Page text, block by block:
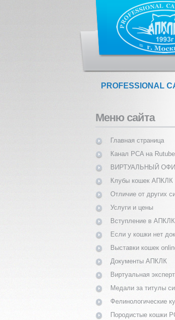
Меню сайта
Главная страница
Канал PCA на Rutube
ВИРТУАЛЬНЫЙ
Клубы кошек АПКЛК
Отличие от других
Услуги и цены
Вступление в АПКЛК
Если у кошки нет
Выставки кошек
Документы АПКЛК
Виртуальная
Медали за титулы
Фелинологические
Породистые кошки